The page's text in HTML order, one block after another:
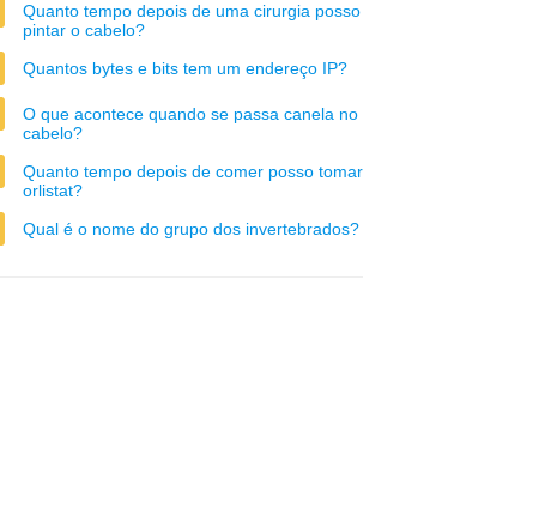
Quanto tempo depois de uma cirurgia posso
pintar o cabelo?
Quantos bytes e bits tem um endereço IP?
O que acontece quando se passa canela no
cabelo?
Quanto tempo depois de comer posso tomar
orlistat?
Qual é o nome do grupo dos invertebrados?